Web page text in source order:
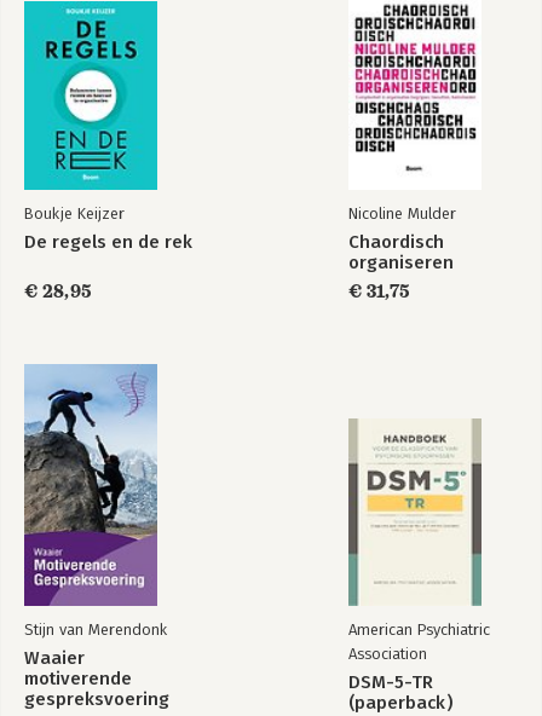
vertalen dat ze direct toepasbaar
worden in de praktijk.
Valideren: gedragsverandering volgens de psychotherapie 54
Verkennen: hoe verbinding in gesprekken werkt 60
Veranderen: hoe je verbinding tot stand brengt tijdens jullie
gesprek 68
Vastgrijpen: praktische handvatten voor jouw verbinding 80
Verandergedrag: gedrag waarmee je verbinding tot stand
brengt tijdens jullie gesprek 86
Veranderinzicht III. ONZE INTERACTIE 89
Stimuleer verandertaal in jullie interactie
Valideren: gedragsverandering volgens de klinische
Verkennen: hoe verandertaal in gesprekken werkt 96
Vastgrijpen: praktische handvatten voor jouw interactie 119
Verandergedrag: gedrag waarmee je verandertaal stimuleert in
jullie interactie 124
Aan de slag 127
Jouw praktijktoolbox 131
Dankwoord 139
Eindnoten 141
Boukje Keijzer
De regels en de rek
€ 28,95
Nicoline Mulder
Chaordisch
organiseren
€ 31,75
Stijn van Merendonk
Waaier
motiverende
gespreksvoering
American Psychiatric
Association
DSM-5-TR
(paperback)